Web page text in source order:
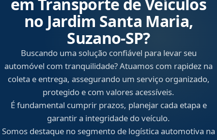
em Transporte de Veículos
no Jardim Santa Maria,
Suzano‑SP?
Buscando uma solução confiável para levar seu
automóvel com tranquilidade? Atuamos com rapidez na
coleta e entrega, assegurando um serviço organizado,
protegido e com valores acessíveis.
É fundamental cumprir prazos, planejar cada etapa e
garantir a integridade do veículo.
Somos destaque no segmento de logística automotiva na